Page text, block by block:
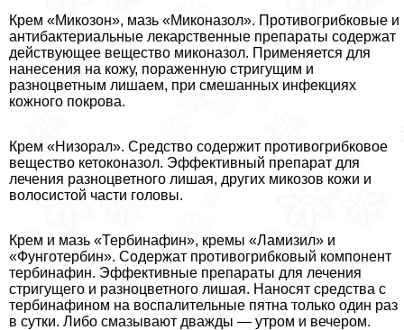
Крем «Микозон», мазь «Миконазол». Противогрибковые и
антибактериальные лекарственные препараты содержат
действующее вещество миконазол. Применяется для
нанесения на кожу, пораженную стригущим и
разноцветным лишаем, при смешанных инфекциях
кожного покрова.
Крем «Низорал». Средство содержит противогрибковое
вещество кетоконазол. Эффективный препарат для
лечения разноцветного лишая, других микозов кожи и
волосистой части головы.
Крем и мазь «Тербинафин», кремы «Ламизил» и
«Фунготербин». Содержат противогрибковый компонент
тербинафин. Эффективные препараты для лечения
стригущего и разноцветного лишая. Наносят средства с
тербинафином на воспалительные пятна только один раз
в сутки. Либо смазывают дважды — утром и вечером.